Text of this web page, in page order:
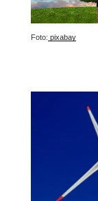
Foto: pixabay